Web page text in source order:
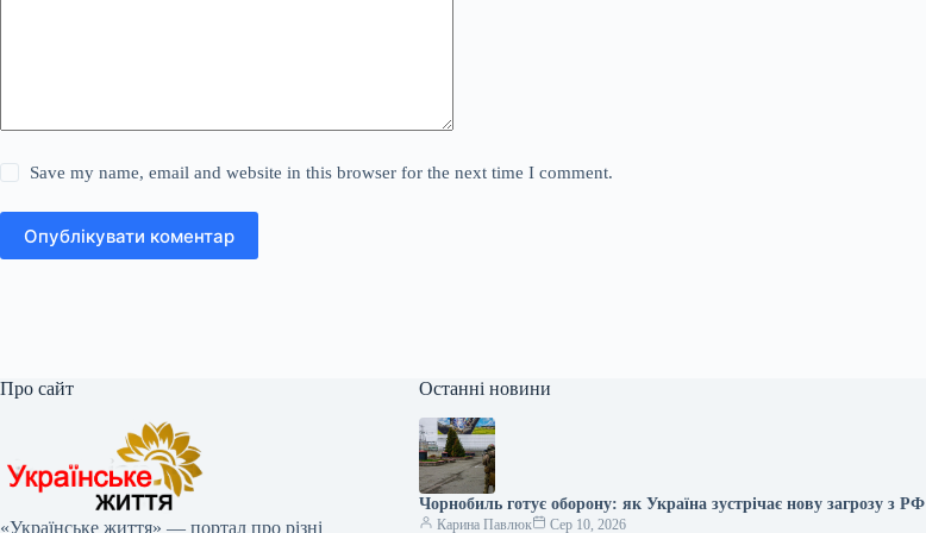
Save my name, email and website in this browser for the next time I comment.
Опублікувати коментар
Про сайт
«Українське життя» — портал про різні
Останні новини
Чорнобиль готує оборону: як Україна зустрічає нову загрозу з РФ
Карина Павлюк Сер 10, 2026